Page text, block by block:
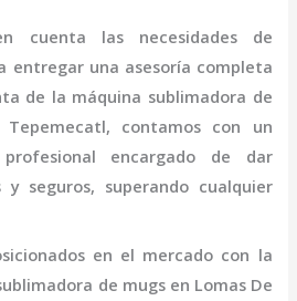
cuenta las necesidades de
entregar una asesoría completa
de la máquina sublimadora de
contamos con un
encargado de dar
y seguros, superando cualquier
en el mercado con la
de mugsen Lomas De